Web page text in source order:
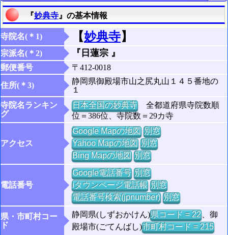
『妙典寺 』の基本情報
寺院名(＊1) 【妙典寺】
宗派名(＊2) 『日蓮宗 』
郵便番号 〒412-0018
住所(＊3)
静岡県御殿場市山之尻丸山１４５番地の
１
寺院名ランキン
グ
日本全国の妙典寺全都道府県寺院数順
位＝386位、寺院数＝29カ寺
アクセス
Google Mapの地図 別窓
Yahoo Mapの地図 別窓
Bing Mapの地図 別窓
電話番号
Google電話番号 別窓
iタウンページ電話帳 別窓
電話番号検索(jpnumber) 別窓
県・市町村コー
ド
静岡県(しずおかけん)県コード = 22、御
殿場市(ごてんばし)市町村コード = 215